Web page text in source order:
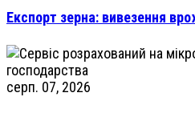
Експорт зерна: вивезення
серп. 07, 2026